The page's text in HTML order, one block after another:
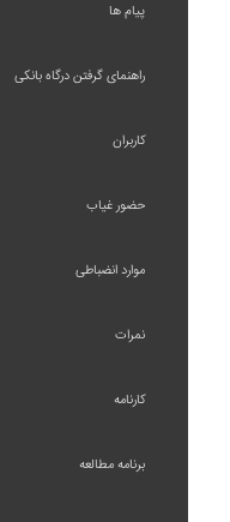
پیام ها
راهنمای گرفتن درگاه بانکی
کاربران
حضور غیاب
موارد انضباطی
نمرات
کارنامه
برنامه مطالعه